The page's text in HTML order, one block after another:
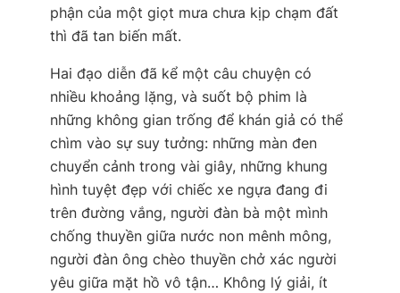
phận của một giọt mưa chưa kịp chạm đất
thì đã tan biến mất.
Hai đạo diễn đã kể một câu chuyện có
nhiều khoảng lặng, và suốt bộ phim là
những không gian trống để khán giả có thể
chìm vào sự suy tưởng: những màn đen
chuyển cảnh trong vài giây, những khung
hình tuyệt đẹp với chiếc xe ngựa đang đi
trên đường vắng, người đàn bà một mình
chống thuyền giữa nước non mênh mông,
người đàn ông chèo thuyền chở xác người
yêu giữa mặt hồ vô tận… Không lý giải, ít